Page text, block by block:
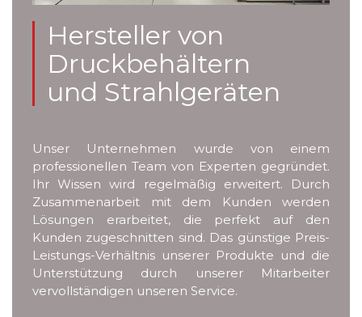
Hersteller von
Druckbehältern
und Strahlgeräten
Unser Unternehmen wurde von einem
professionellen Team von Experten gegründet.
Ihr Wissen wird regelmäßig erweitert. Durch
Zusammenarbeit mit dem Kunden werden
Lösungen erarbeitet, die perfekt auf den
Kunden zugeschnitten sind. Das günstige Preis-
Leistungs-Verhältnis unserer Produkte und die
Unterstützung durch unserer Mitarbeiter
vervollständigen unseren Service.